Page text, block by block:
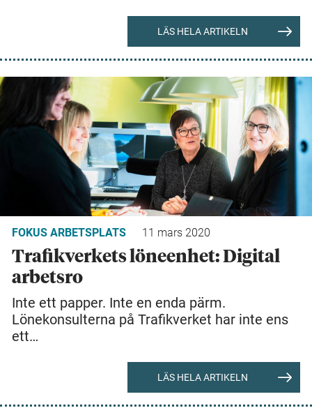
LÄS HELA ARTIKELN
FOKUS ARBETSPLATS 11 mars 2020
Trafikverkets löneenhet: Digital
arbetsro
Inte ett papper. Inte en enda pärm.
Lönekonsulterna på Trafikverket har inte ens
ett…
LÄS HELA ARTIKELN